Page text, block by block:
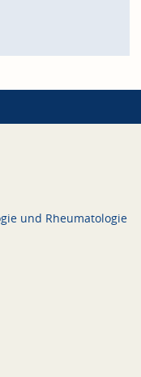
und Rheumatologie